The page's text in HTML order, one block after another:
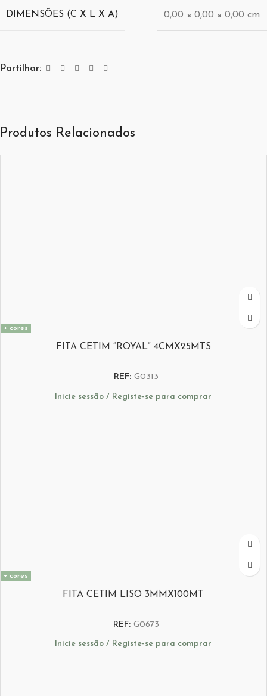
DIMENSÕES (C X L X A) 0,00 × 0,00 × 0,00 cm
Partilhar:
Produtos Relacionados
+ cores
FITA CETIM “ROYAL” 4CMX25MTS
REF: G0313
Inicie sessão / Registe-se para comprar
+ cores
FITA CETIM LISO 3MMX100MT
REF: G0673
Inicie sessão / Registe-se para comprar